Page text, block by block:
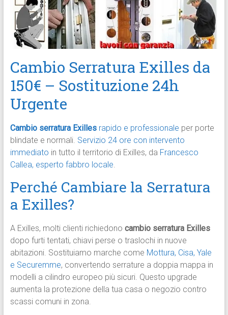
Cambio Serratura Exilles da
150€ – Sostituzione 24h
Urgente
Cambio serratura Exillesrapido e professionale per porte
blindate e normali. Servizio 24 ore con intervento
immediato in tutto il territorio di Exilles, da Francesco
Callea, esperto fabbro locale.​
Perché Cambiare la Serratura
a Exilles?
A Exilles, molti clienti richiedono cambio serratura Exilles
dopo furti tentati, chiavi perse o traslochi in nuove
abitazioni. Sostituiamo marche come Mottura, Cisa, Yale
e Securemme, convertendo serrature a doppia mappa in
modelli a cilindro europeo più sicuri. Questo upgrade
aumenta la protezione della tua casa o negozio contro
scassi comuni in zona.​